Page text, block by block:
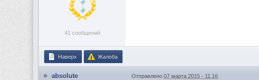
41 сообщений
Наверх Жалоба
absolute Отправлено07 марта 2015 - 11:16